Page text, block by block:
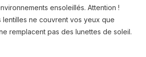
ensoleillés. Attention !
lentilles ne couvrent vos yeux que
remplacent pas des lunettes de soleil.